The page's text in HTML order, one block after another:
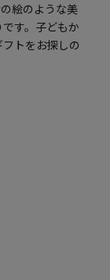
絵のような美
す。子どもか
トをお探しの